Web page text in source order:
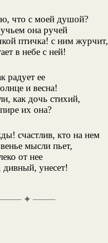
что с моей душой?
она ручей
птичка! с ним журчит,
в небе с ней!
радует ее
и весна!
как дочь стихий,
их она?
счастлив, кто на нем
мысли пьет,
от нее
унесет!
✦